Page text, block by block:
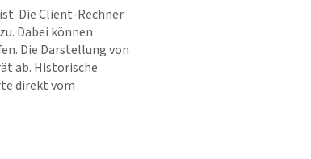
Die Client-Rechner
Dabei können
Die Darstellung von
ab. Historische
direkt vom